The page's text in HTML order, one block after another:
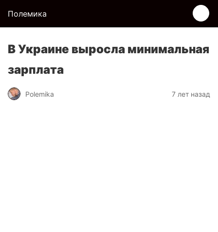
Полемика
В Украине выросла минимальная
зарплата
Polemika 7 лет назад